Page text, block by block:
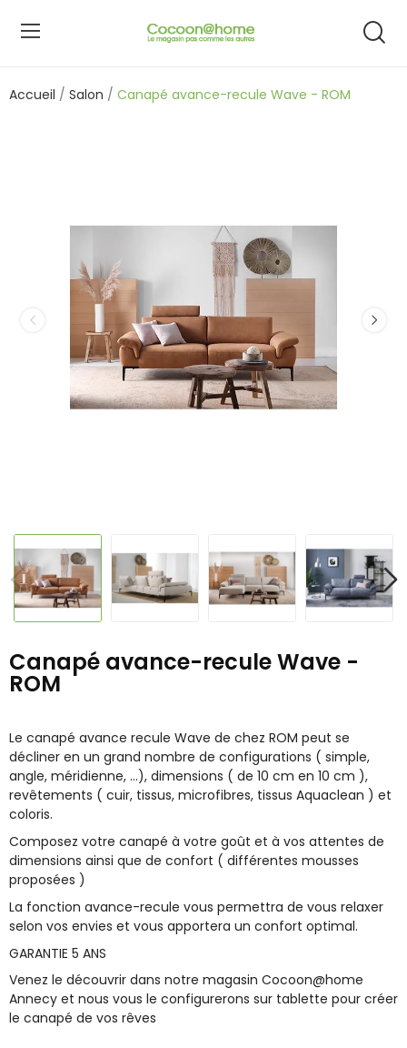
Accueil Salon Canapé avance-recule Wave - ROM
Canapé avance-recule Wave -
ROM
Le canapé avance recule Wave de chez ROM peut se
décliner en un grand nombre de configurations ( simple,
angle, méridienne, ...), dimensions ( de 10 cm en 10 cm ),
revêtements ( cuir, tissus, microfibres, tissus Aquaclean ) et
coloris.
Composez votre canapé à votre goût et à vos attentes de
dimensions ainsi que de confort ( différentes mousses
proposées )
La fonction avance-recule vous permettra de vous relaxer
selon vos envies et vous apportera un confort optimal.
GARANTIE 5 ANS
Venez le découvrir dans notre magasin Cocoon@home
Annecy et nous vous le configurerons sur tablette pour créer
le canapé de vos rêves